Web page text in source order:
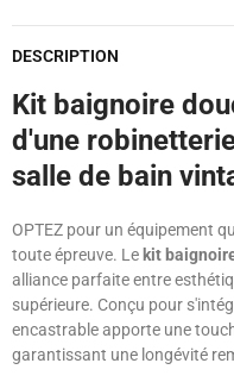
DESCRIPTION
Kit baignoire
d'une
salle de bain
OPTEZ pour un équipement
toute épreuve. Le kit
alliance parfaite entre
supérieure. Conçu pour
encastrable apporte une
garantissant une longévité